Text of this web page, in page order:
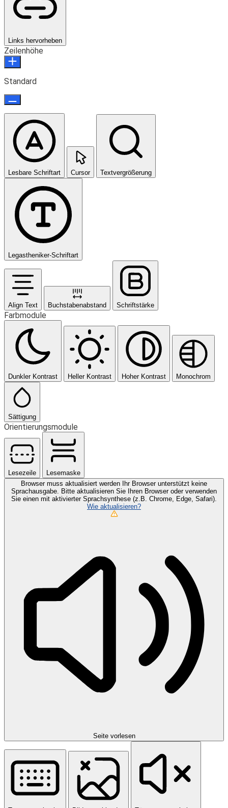
Links hervorheben
Zeilenhöhe
Standard
Lesbare Schriftart Cursor Textvergrößerung
Legastheniker-Schriftart
Align Text Buchstabenabstand Schriftstärke
Farbmodule
Dunkler Kontrast Heller Kontrast Hoher Kontrast Monochrom
Sättigung
Orientierungsmodule
Lesezeile
Lesemaske
Browser muss aktualisiert werden
Ihr Browser unterstützt keine
Sprachausgabe. Bitte aktualisieren Sie Ihren Browser oder verwenden
Sie einen mit aktivierter Sprachsynthese (z.B. Chrome, Edge, Safari).
Wie aktualisieren?
Seite vorlesen